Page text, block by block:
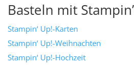
Basteln mit
Stampin‘ Up!-Karten
Stampin‘ Up!-Weihnachten
Stampin‘ Up!-Hochzeit